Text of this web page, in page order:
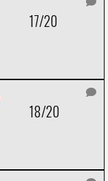
17/20
18/20